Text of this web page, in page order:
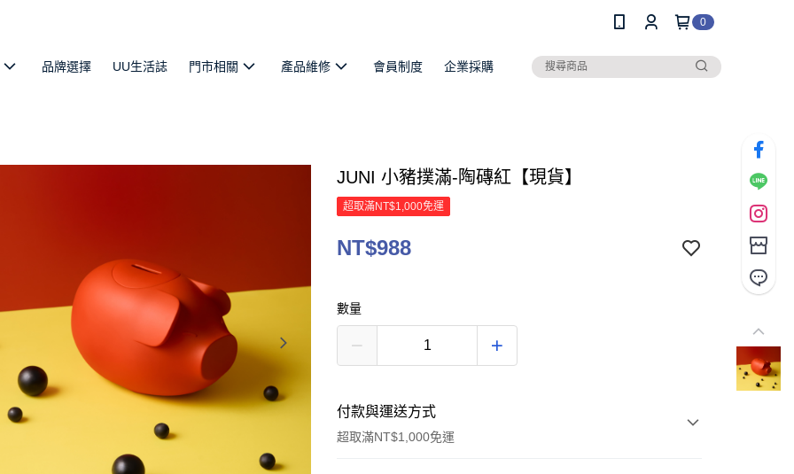
0
品牌選擇 UU生活誌 門市相關 產品維修 會員制度 企業採購
JUNI 小豬撲滿-陶磚紅【現貨】
超取滿NT$1,000免運
NT$988
數量
付款與運送方式
超取滿NT$1,000免運